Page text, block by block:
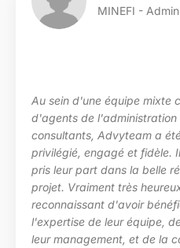
des FP
largement
de
de